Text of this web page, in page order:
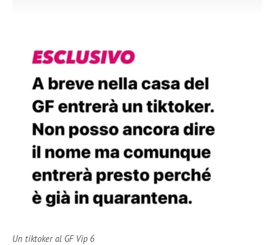
Un tiktoker al GF Vip 6